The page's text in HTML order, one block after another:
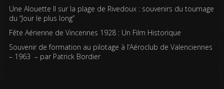
Une Alouette II sur la plage de Rivedoux : souvenirs du tournage
du “Jour le plus long”
Fête Aérienne de Vincennes 1928 : Un Film Historique
Souvenir de formation au pilotage à l’Aéroclub de Valenciennes
– 1963 – par Patrick Bordier